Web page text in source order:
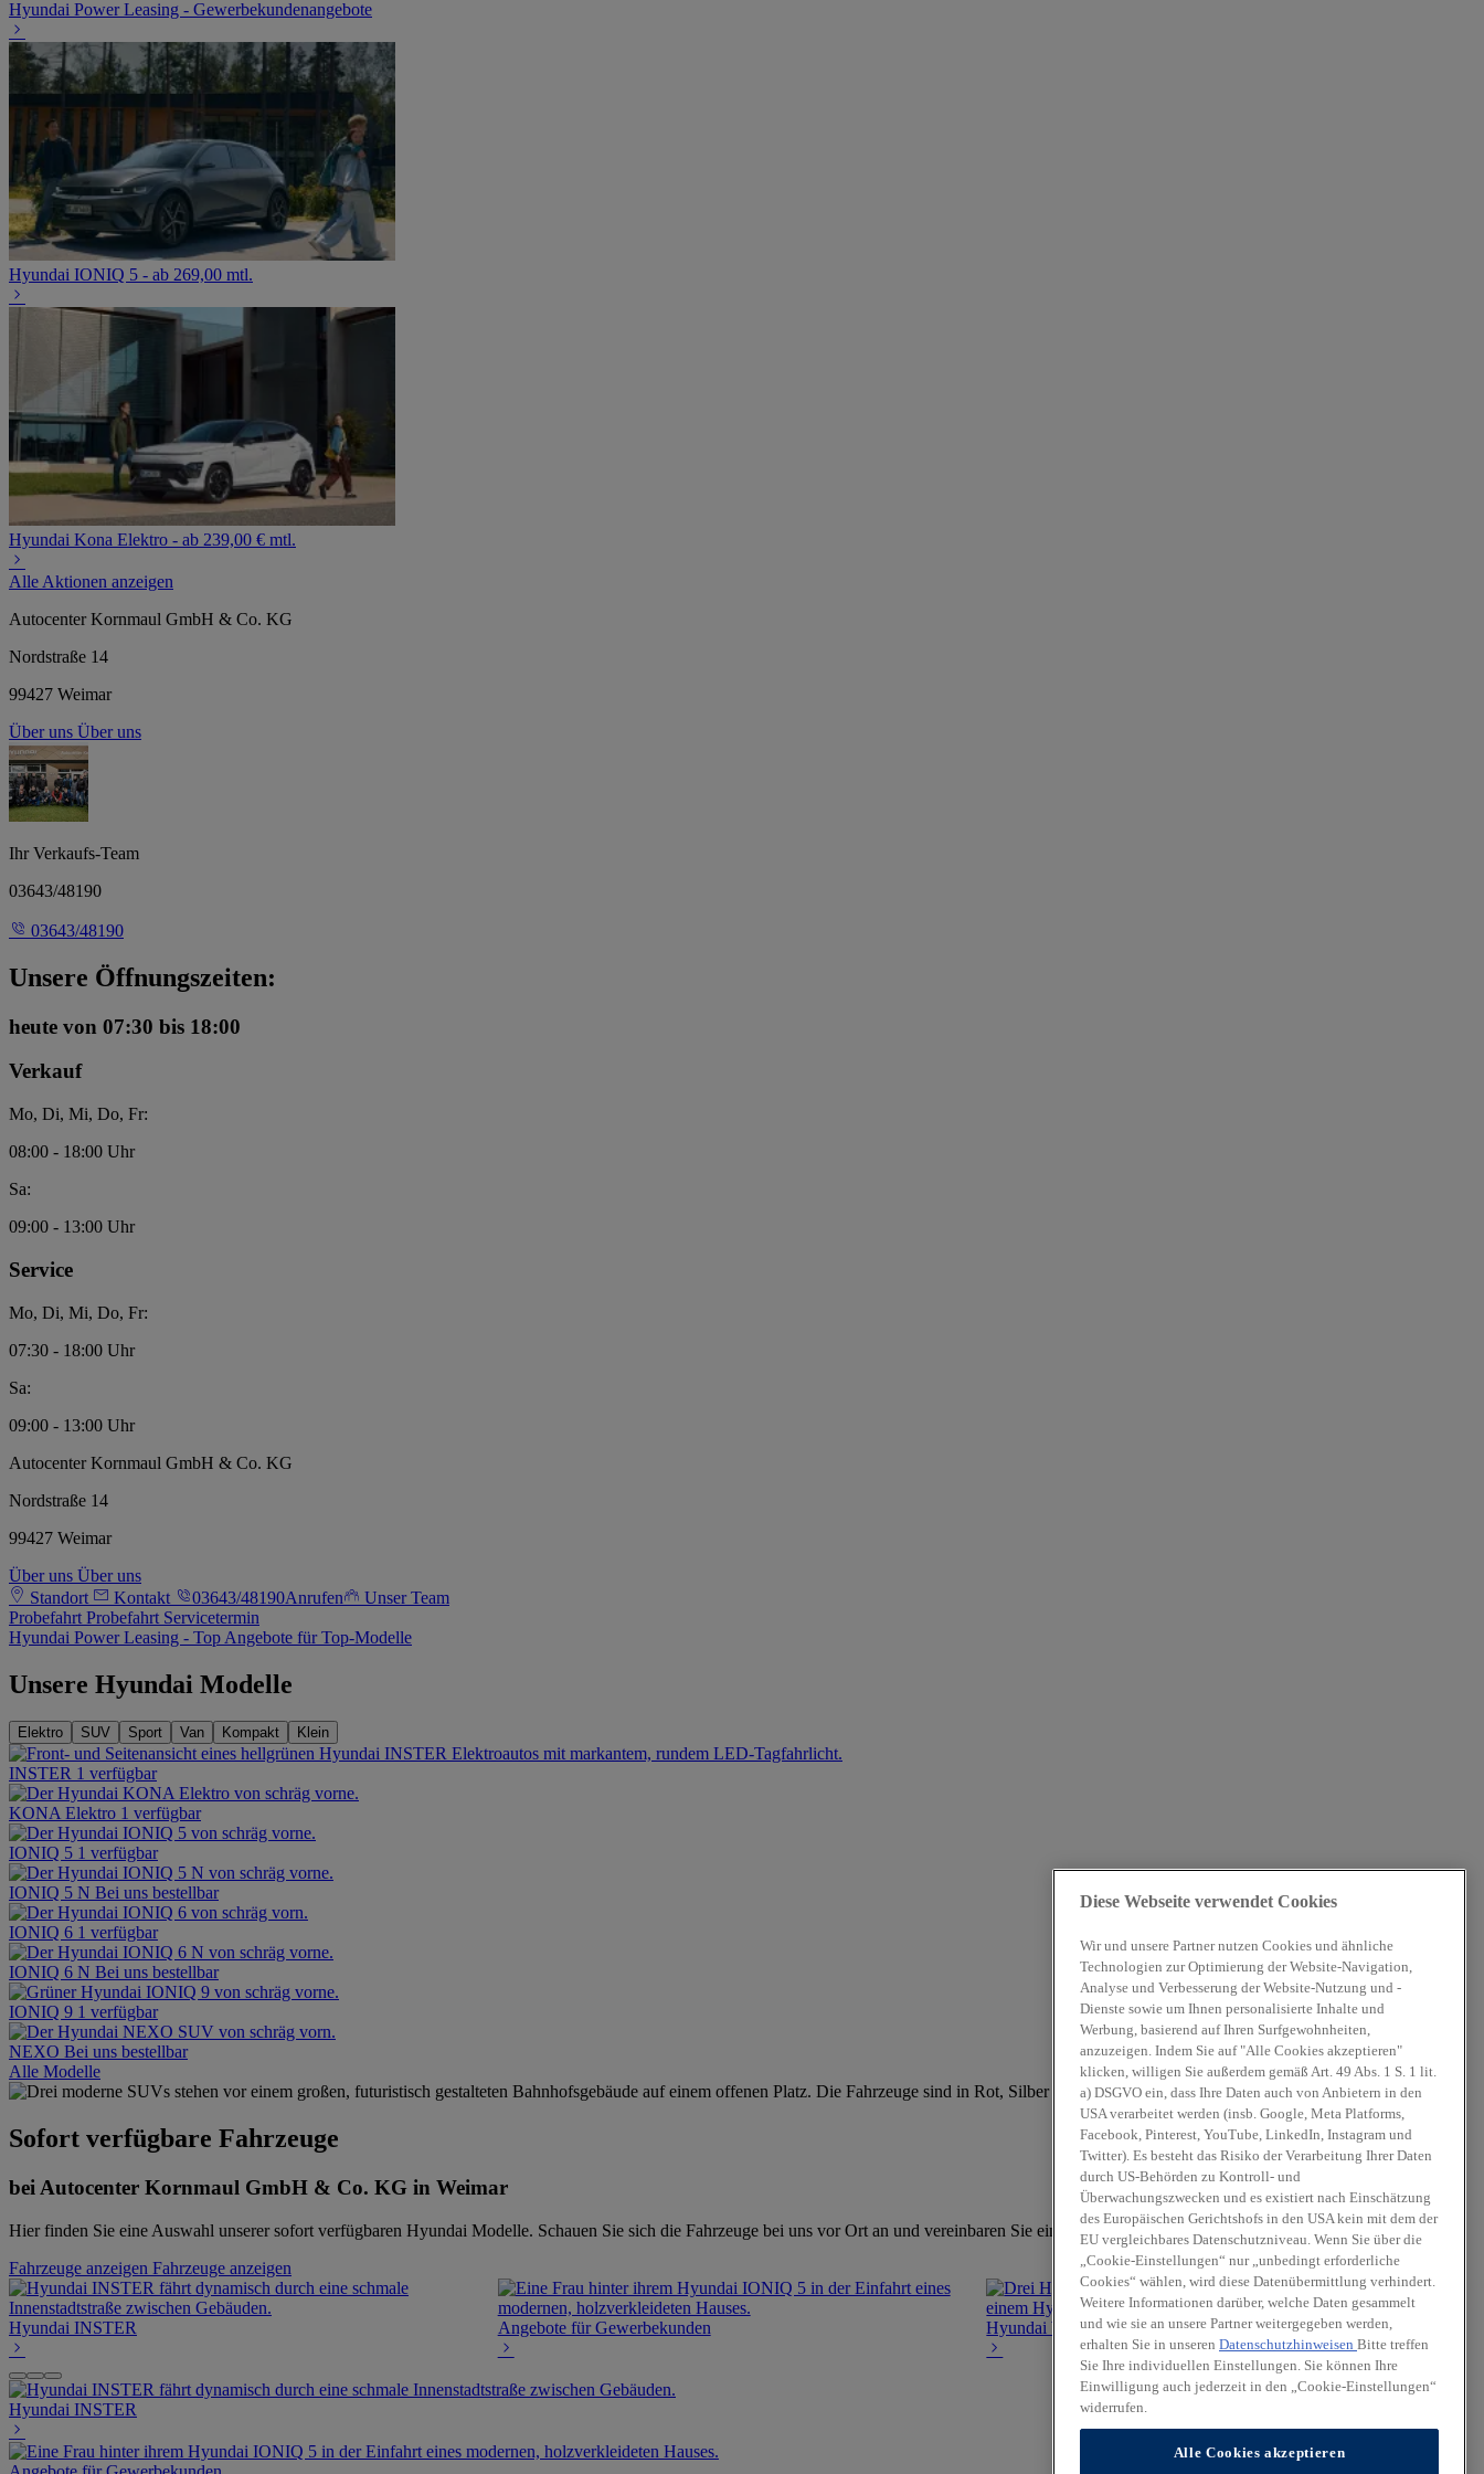
Hyundai Power Leasing - Gewerbekundenangebote
Hyundai IONIQ 5 - ab 269,00 mtl.
Hyundai Kona Elektro - ab 239,00 € mtl.
Alle Aktionen anzeigen
Autocenter Kornmaul GmbH & Co. KG
Nordstraße 14
99427 Weimar
Über uns Über uns
Ihr Verkaufs-Team
03643/48190
03643/48190
Unsere Öffnungszeiten:
heute von 07:30 bis 18:00
Verkauf
Mo, Di, Mi, Do, Fr:
08:00 - 18:00 Uhr
Sa:
09:00 - 13:00 Uhr
Service
Mo, Di, Mi, Do, Fr:
07:30 - 18:00 Uhr
Sa:
09:00 - 13:00 Uhr
Autocenter Kornmaul GmbH & Co. KG
Nordstraße 14
99427 Weimar
Über uns Über uns
Standort
Kontakt 03643/48190Anrufen
Unser Team
Probefahrt Probefahrt Servicetermin
Hyundai Power Leasing - Top Angebote für Top-Modelle
Unsere Hyundai Modelle
Elektro SUV Sport Van Kompakt Klein
INSTER 1 verfügbar
KONA Elektro 1 verfügbar
IONIQ 5 1 verfügbar
IONIQ 5 N Bei uns bestellbar
IONIQ 6 1 verfügbar
IONIQ 6 N Bei uns bestellbar
IONIQ 9 1 verfügbar
NEXO Bei uns bestellbar
Alle Modelle
Sofort verfügbare Fahrzeuge
bei Autocenter Kornmaul GmbH & Co. KG in Weimar
Hier finden Sie eine Auswahl unserer sofort verfügbaren Hyundai Modelle. Schauen Sie sich die Fahrzeuge bei uns vor Ort an und vereinbaren Sie eine Probefahrt.
Fahrzeuge anzeigen Fahrzeuge anzeigen
Hyundai INSTER Angebote für Gewerbekunden Hyundai Werkstattservice
Hyundai INSTER
Diese Webseite verwendet Cookies
Wir und unsere Partner nutzen Cookies und ähnliche
Technologien zur Optimierung der Website-Navigation,
Analyse und Verbesserung der Website-Nutzung und -
Dienste sowie um Ihnen personalisierte Inhalte und
Werbung, basierend auf Ihren Surfgewohnheiten,
anzuzeigen. Indem Sie auf "Alle Cookies akzeptieren"
klicken, willigen Sie außerdem gemäß Art. 49 Abs. 1 S. 1 lit.
a) DSGVO ein, dass Ihre Daten auch von Anbietern in den
USA verarbeitet werden (insb. Google, Meta Platforms,
Facebook, Pinterest, YouTube, LinkedIn, Instagram und
Twitter). Es besteht das Risiko der Verarbeitung Ihrer Daten
durch US-Behörden zu Kontroll- und
Überwachungszwecken und es existiert nach Einschätzung
des Europäischen Gerichtshofs in den USA kein mit dem der
EU vergleichbares Datenschutzniveau. Wenn Sie über die
„Cookie-Einstellungen“ nur „unbedingt erforderliche
Cookies“ wählen, wird diese Datenübermittlung verhindert.
Weitere Informationen darüber, welche Daten gesammelt
und wie sie an unsere Partner weitergegeben werden,
erhalten Sie in unseren Datenschutzhinweisen Bitte treffen
Sie Ihre individuellen Einstellungen. Sie können Ihre
Einwilligung auch jederzeit in den „Cookie-Einstellungen“
widerrufen.
Alle Cookies akzeptieren